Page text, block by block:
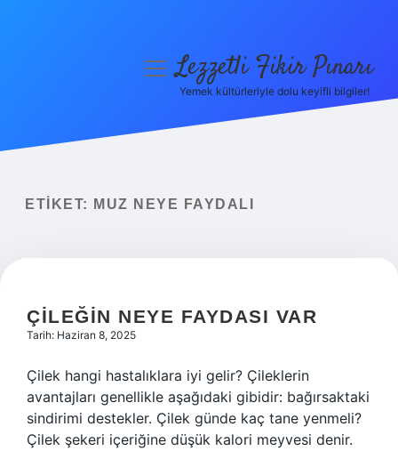
Yasal Uyarı
menüyüLezzetli Fikir Pınarı
Yemek kültürleriyle dolu keyifli bilgiler!
ETIKET: MUZ NEYE FAYDALI
ÇILEĞIN NEYE FAYDASI VAR
Tarih: Haziran 8, 2025
Çilek hangi hastalıklara iyi gelir? Çileklerin
avantajları genellikle aşağıdaki gibidir: bağırsaktaki
sindirimi destekler. Çilek günde kaç tane yenmeli?
Çilek şekeri içeriğine düşük kalori meyvesi denir.